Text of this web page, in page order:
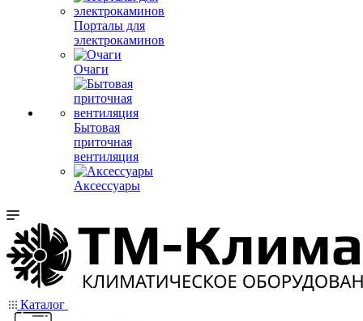
Порталы для
электрокаминов
Очаги
Бытовая
приточная
вентиляция
Аксессуары
Каталог